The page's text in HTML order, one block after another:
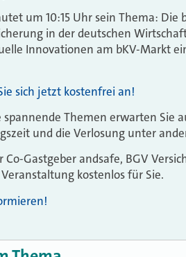
um 10:15 Uhr sein Thema: Die
in der deutschen
Innovationen am bKV-Markt
sich jetzt kostenfrei an!
Themen erwarten Sie
und die Verlosung unter
Co-Gastgeber andsafe, BGV
kostenlos für Sie.